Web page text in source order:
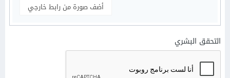
أضف صورة من رابط خارجي
التحقق البشري